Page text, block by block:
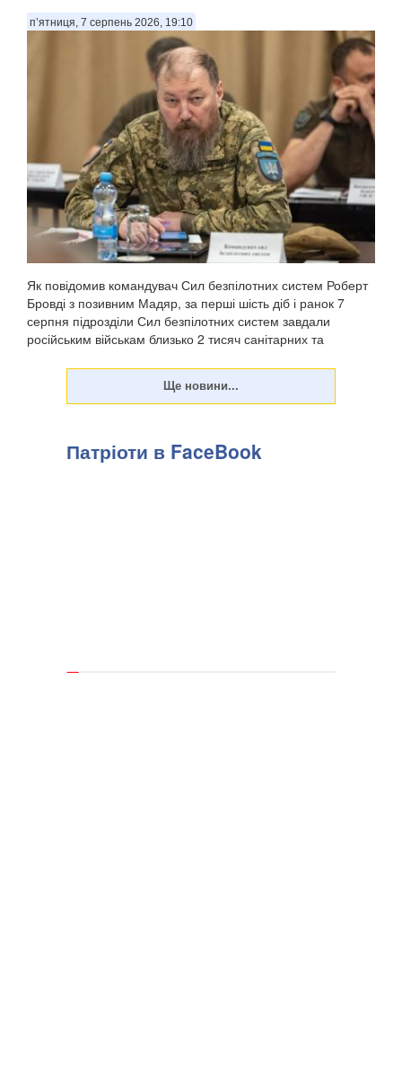
п’ятниця, 7 серпень 2026, 19:10
Як повідомив командувач Сил безпілотних систем Роберт
Бровді з позивним Мадяр, за перші шість діб і ранок 7
серпня підрозділи Сил безпілотних систем завдали
російським військам близько 2 тисяч санітарних та
Патріоти в FaceBook